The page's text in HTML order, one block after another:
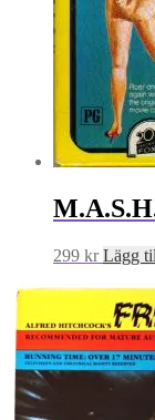
299 kr Lägg